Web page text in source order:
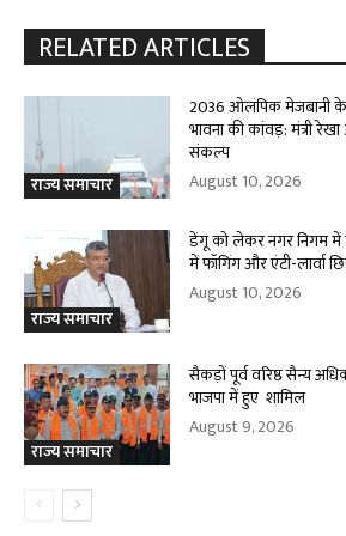
RELATED ARTICLES
राज्य समाचार
2036 ओलंपिक मेजबानी
भावना की कांवड़: मंत्री
संकल्प
August 10, 2026
राज्य समाचार
डेंगू को लेकर नगर निगम में
में फॉगिंग और एंटी-लार्वा
August 10, 2026
राज्य समाचार
सैकड़ों पूर्व वरिष्ठ सैन्य
भाजपा में हुए शामिल
August 9, 2026